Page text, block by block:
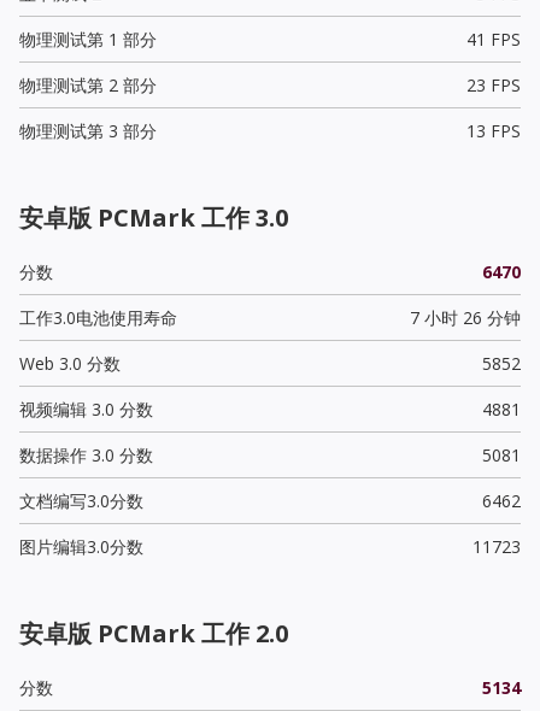
物理测试第 1 部分
41 FPS
物理测试第 2 部分
23 FPS
物理测试第 3 部分
13 FPS
安卓版 PCMark 工作 3.0
分数
6470
工作3.0电池使用寿命
7 小时 26 分钟
Web 3.0 分数
5852
视频编辑 3.0 分数
4881
数据操作 3.0 分数
5081
文档编写3.0分数
6462
图片编辑3.0分数
11723
安卓版 PCMark 工作 2.0
分数
5134